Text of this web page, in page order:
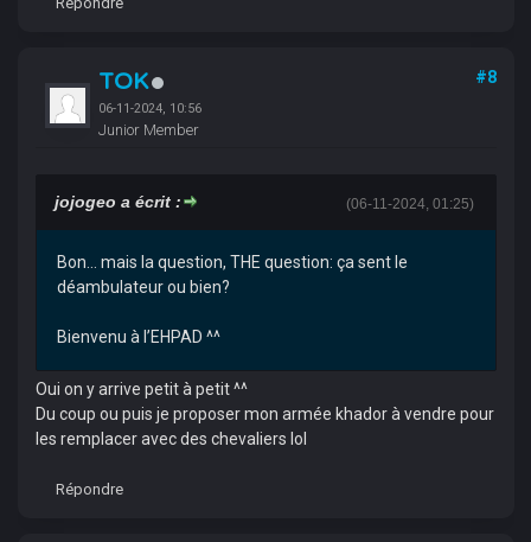
TOK
06-11-2024, 10:56
Junior Member
#8
(06-11-2024, 01:25)
jojogeo a écrit :
Bon… mais la question, THE question: ça sent le
déambulateur ou bien?
Bienvenu à l’EHPAD ^^
Oui on y arrive petit à petit ^^
Du coup ou puis je proposer mon armée khador à vendre pour
les remplacer avec des chevaliers lol
Répondre